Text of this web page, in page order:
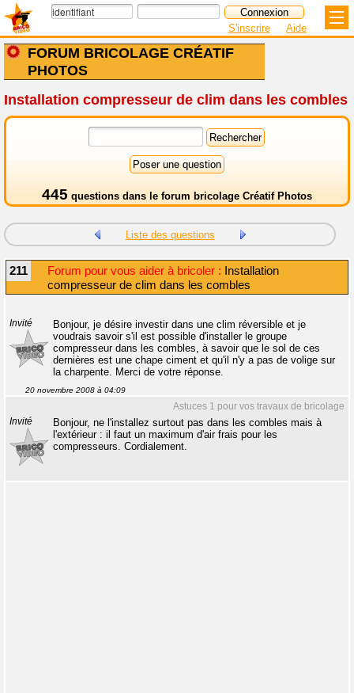
FORUM BRICOLAGE CRÉATIF
PHOTOS
S'inscrire Aide
Installation compresseur de clim dans les combles
445 questions dans le forum bricolage Créatif Photos
Liste des questions
211 Forum pour vous aider à bricoler : Installation
compresseur de clim dans les combles
Invité
Bonjour, je désire investir dans une clim réversible et je
voudrais savoir s'il est possible d'installer le groupe
compresseur dans les combles, à savoir que le sol de ces
dernières est une chape ciment et qu'il n'y a pas de volige sur
la charpente. Merci de votre réponse.
20 novembre 2008 à 04:09
Astuces 1 pour vos travaux de bricolage
Invité
Bonjour, ne l'installez surtout pas dans les combles mais à
l'extérieur : il faut un maximum d'air frais pour les
compresseurs. Cordialement.